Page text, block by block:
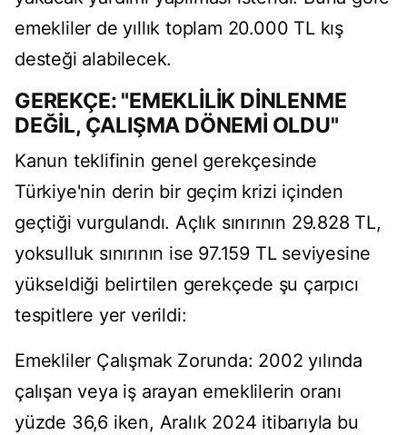
emekliler de yıllık toplam 20.000 TL kış
desteği alabilecek.
GEREKÇE: "EMEKLİLİK DİNLENME
DEĞİL, ÇALIŞMA DÖNEMİ OLDU"
Kanun teklifinin genel gerekçesinde
Türkiye'nin derin bir geçim krizi içinden
geçtiği vurgulandı. Açlık sınırının 29.828 TL,
yoksulluk sınırının ise 97.159 TL seviyesine
yükseldiği belirtilen gerekçede şu çarpıcı
tespitlere yer verildi:
Emekliler Çalışmak Zorunda: 2002 yılında
çalışan veya iş arayan emeklilerin oranı
yüzde 36,6 iken, Aralık 2024 itibarıyla bu